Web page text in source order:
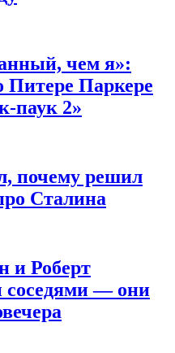
чем я»:
Паркере
паук 2»
почему решил
Сталина
и Роберт
соседями — они